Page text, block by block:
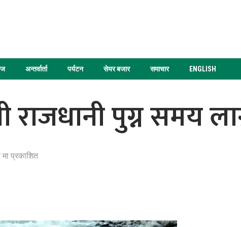
अन्तर्वार्ता पर्यटन सेयर बजार समाचार ENGLISH
पुग्न समय
प्रकाशित